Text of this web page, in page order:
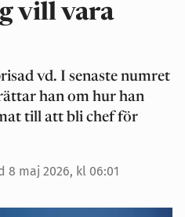
vill vara
vd. I senaste numret
han om hur han
till att bli chef för
8 maj 2026, kl 06:01